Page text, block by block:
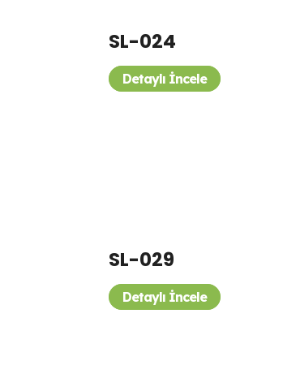
SL-024
Detaylı İncele
SL-029
Detaylı İncele